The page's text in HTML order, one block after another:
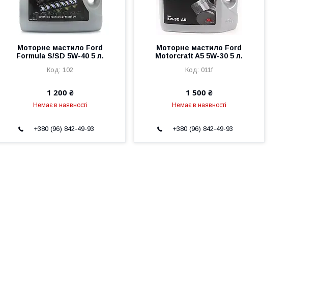
Моторне мастило Ford
Formula S/SD 5W-40 5 л.
102
1 200 ₴
Немає в наявності
+380 (96) 842-49-93
Моторне мастило Ford
Motorcraft A5 5W-30 5 л.
011f
1 500 ₴
Немає в наявності
+380 (96) 842-49-93